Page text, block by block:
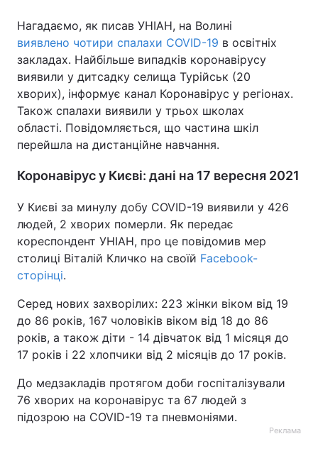
Нагадаємо, як писав УНІАН, на Волині
виявлено чотири спалахи COVID-19 в освітніх
закладах. Найбільше випадків коронавірусу
виявили у дитсадку селища Турійськ (20
хворих), інформує канал Коронавірус у регіонах.
Також спалахи виявили у трьох школах
області. Повідомляється, що частина шкіл
перейшла на дистанційне навчання.
Коронавірус у Києві: дані на 17 вересня 2021
У Києві за минулу добу COVID-19 виявили у 426
людей, 2 хворих померли. Як передає
кореспондент УНІАН, про це повідомив мер
столиці Віталій Кличко на своїй Facebook-
сторінці.
Серед нових захворілих: 223 жінки віком від 19
до 86 років, 167 чоловіків віком від 18 до 86
років, а також діти - 14 дівчаток від 1 місяця до
17 років і 22 хлопчики від 2 місяців до 17 років.
До медзакладів протягом доби госпіталізували
76 хворих на коронавірус та 67 людей з
підозрою на COVID-19 та пневмоніями.
Реклама